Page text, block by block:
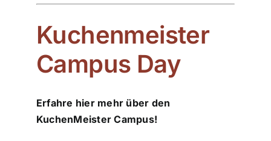
ZDS Netzwerk
ZDS Schule
Aktuelles
Kuchenmeister
Campus Day
Erfahre hier mehr über den
KuchenMeister Campus!